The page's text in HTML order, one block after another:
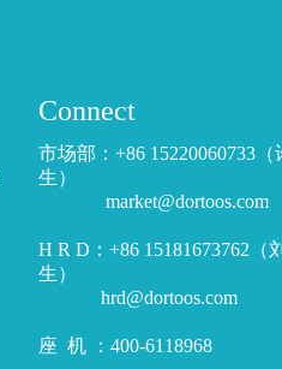
Connect
市场部：+86 15220060733（
生）
market@dortoos.com
H R D：+86 15181673762（
生）
hrd@dortoos.com
座 机 ：400-6118968